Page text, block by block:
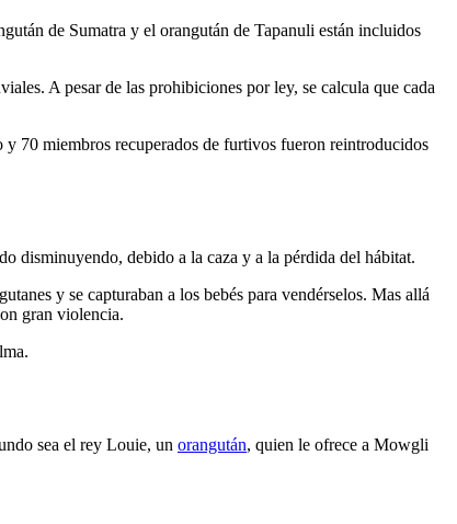
de Sumatra y el orangután de Tapanuli están incluidos
A pesar de las prohibiciones por ley, se calcula que cada
70 miembros recuperados de furtivos fueron reintroducidos
disminuyendo, debido a la caza y a la pérdida del hábitat.
y se capturaban a los bebés para vendérselos. Mas allá
gran violencia.
sea el rey Louie, un orangután, quien le ofrece a Mowgli